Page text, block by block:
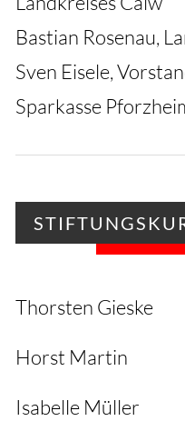
Bastian Rosenau,
Sven Eisele,
Sparkasse
Thorsten Gieske
Horst Martin
Isabelle Müller